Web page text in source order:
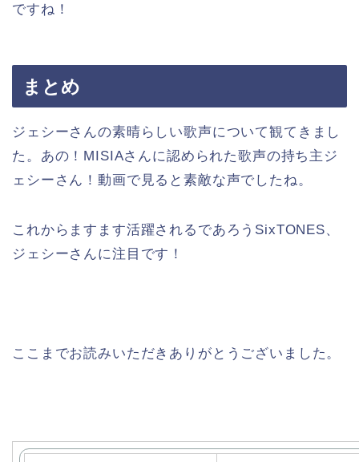
ですね！
まとめ
ジェシーさんの素晴らしい歌声について観てきまし
た。あの！MISIAさんに認められた歌声の持ち主ジ
ェシーさん！動画で見ると素敵な声でしたね。
これからますます活躍されるであろうSixTONES、
ジェシーさんに注目です！
ここまでお読みいただきありがとうございました。